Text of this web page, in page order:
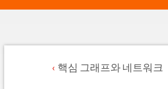
핵심 그래프와 네트워크